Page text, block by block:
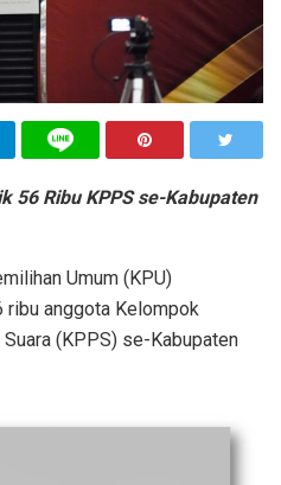
56 Ribu KPPS se-Kabupaten
Umum (KPU)
ribu anggota Kelompok
(KPPS) se-Kabupaten